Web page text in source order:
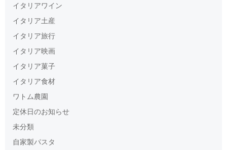
イタリアワイン
イタリア土産
イタリア旅行
イタリア映画
イタリア菓子
イタリア食材
ワトム農園
定休日のお知らせ
未分類
自家製パスタ